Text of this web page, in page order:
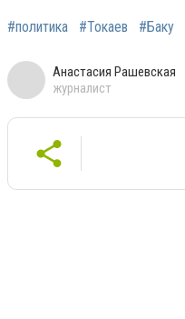
#политика #Токаев #Баку
Анастасия Рашевская
журналист